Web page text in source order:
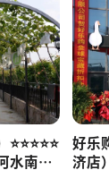
采摘
桃、桃
月最丰
物园、
丛林穿
时间：
流开放
水南村
果、
月；
猴桃
园：
19.9
好乐
济店